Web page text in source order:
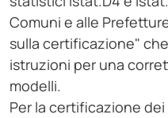
Comuni e alle
sulla certificazione"
istruzioni per una
modelli.
Per la certificazione